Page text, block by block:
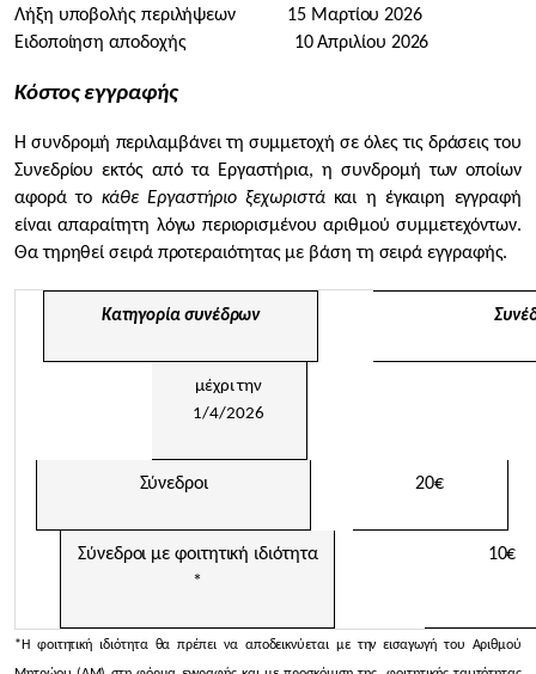
Λήξη υποβολής περιλήψεων 15 Μαρτίου 2026
Ειδοποίηση αποδοχής 10 Απριλίου 2026
Κόστος εγγραφής
Η συνδρομή περιλαμβάνει τη συμμετοχή σε όλες τις δράσεις του
Συνεδρίου εκτός από τα Εργαστήρια, η συνδρομή των οποίων
αφορά το κάθε Εργαστήριο ξεχωριστάκαι η έγκαιρη εγγραφή
είναι απαραίτητη λόγω περιορισμένου αριθμού συμμετεχόντων.
Θα τηρηθεί σειρά προτεραιότητας με βάση τη σειρά εγγραφής.
Κατηγορία συνέδρων
μέχρι την
1/4/2026
Σύνεδροι 20€
Σύνεδροι με φοιτητική ιδιότητα
*
10€
*Η φοιτητική ιδιότητα θα πρέπει να αποδεικνύεται με την εισαγωγή του Αριθμού